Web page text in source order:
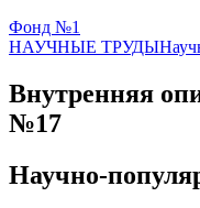
Фонд №1
НАУЧНЫЕ ТРУДЫ
Внутренняя
№17
Научно-